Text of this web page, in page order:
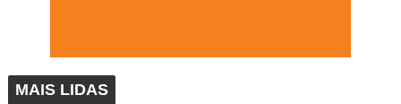
MAIS LIDAS